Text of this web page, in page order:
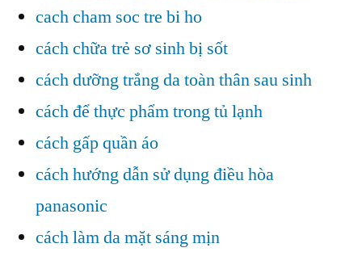
cach cham soc tre bi ho
cách chữa trẻ sơ sinh bị sốt
cách dưỡng trắng da toàn thân sau sinh
cách để thực phẩm trong tủ lạnh
cách gấp quần áo
cách hướng dẫn sử dụng điều hòa
panasonic
cách làm da mặt sáng mịn